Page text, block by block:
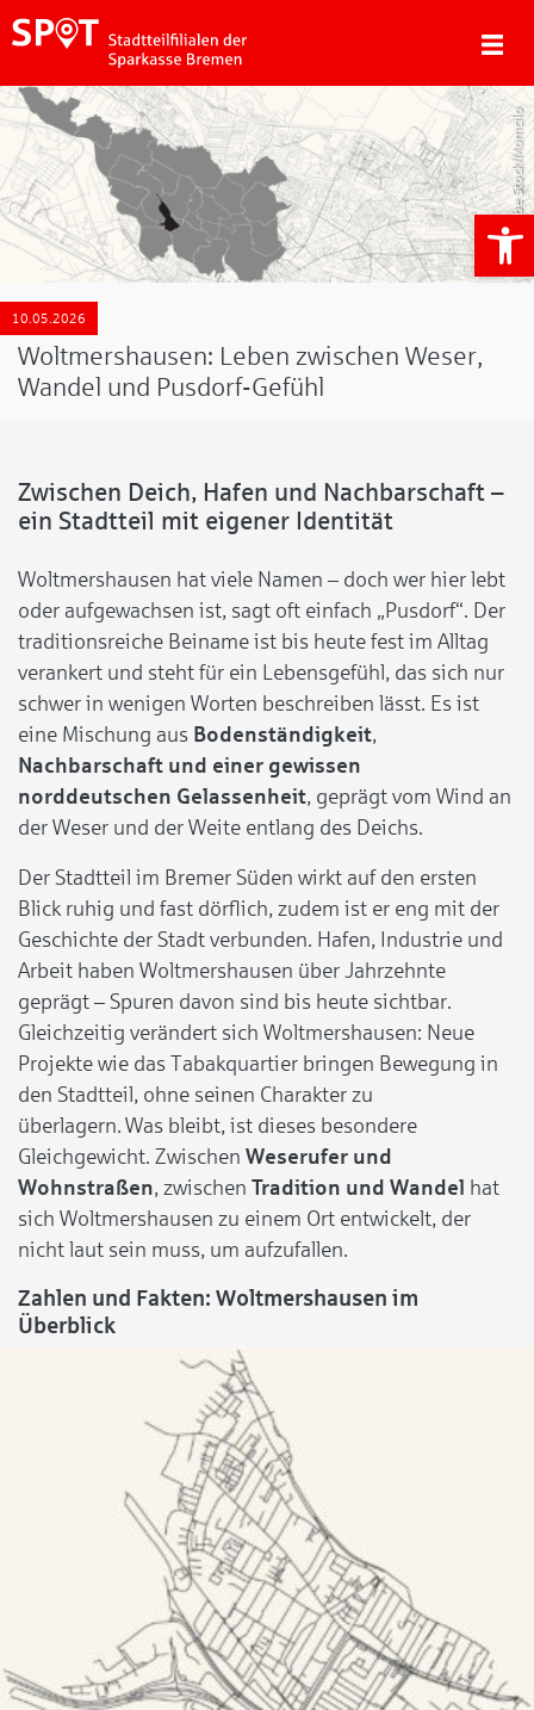
Adobe Stock/Momcilo
10.05.2026
Woltmershausen: Leben zwischen Weser,
Wandel und Pusdorf-Gefühl
Zwischen Deich, Hafen und Nachbarschaft –
ein Stadtteil mit eigener Identität
Woltmershausen hat viele Namen – doch wer hier lebt
oder aufgewachsen ist, sagt oft einfach „Pusdorf“. Der
traditionsreiche Beiname ist bis heute fest im Alltag
verankert und steht für ein Lebensgefühl, das sich nur
schwer in wenigen Worten beschreiben lässt. Es ist
eine Mischung aus Bodenständigkeit,
Nachbarschaft und einer gewissen
norddeutschen Gelassenheit, geprägt vom Wind an
der Weser und der Weite entlang des Deichs.
Der Stadtteil im Bremer Süden wirkt auf den ersten
Blick ruhig und fast dörflich, zudem ist er eng mit der
Geschichte der Stadt verbunden. Hafen, Industrie und
Arbeit haben Woltmershausen über Jahrzehnte
geprägt – Spuren davon sind bis heute sichtbar.
Gleichzeitig verändert sich Woltmershausen: Neue
Projekte wie das Tabakquartier bringen Bewegung in
den Stadtteil, ohne seinen Charakter zu
überlagern. Was bleibt, ist dieses besondere
Gleichgewicht. Zwischen Weserufer und
Wohnstraßen, zwischen Tradition und Wandel hat
sich Woltmershausen zu einem Ort entwickelt, der
nicht laut sein muss, um aufzufallen.
Zahlen und Fakten: Woltmershausen im
Überblick